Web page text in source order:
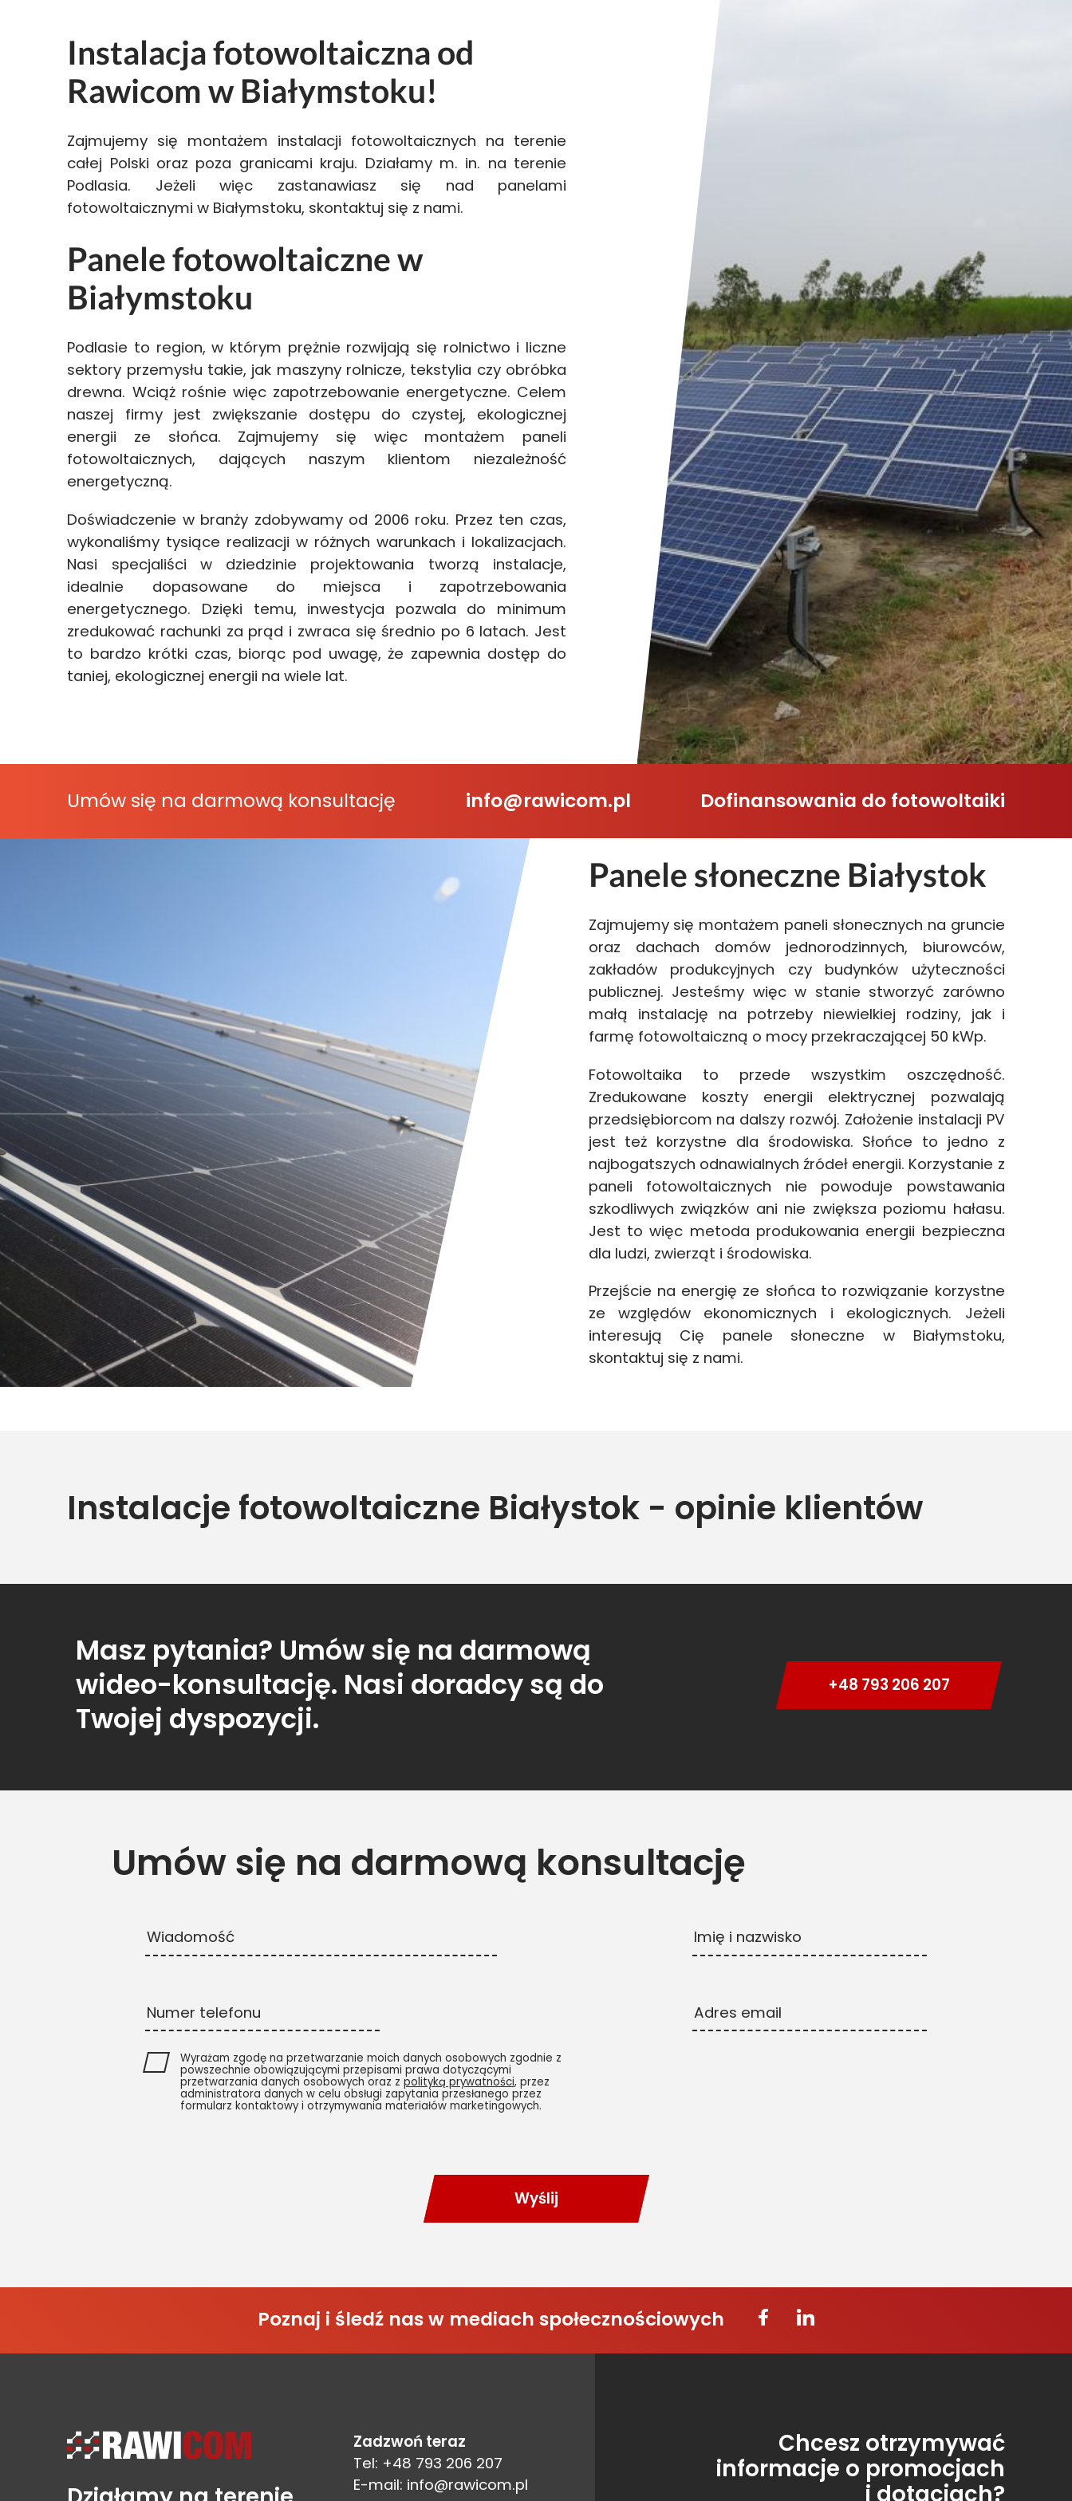
Instalacja fotowoltaiczna od
Rawicom w Białymstoku!
Zajmujemy się montażem instalacji fotowoltaicznych na terenie
całej Polski oraz poza granicami kraju. Działamy m. in. na terenie
Podlasia. Jeżeli więc zastanawiasz się nad panelami
fotowoltaicznymi w Białymstoku, skontaktuj się z nami.
Panele fotowoltaiczne w
Białymstoku
Podlasie to region, w którym prężnie rozwijają się rolnictwo i liczne
sektory przemysłu takie, jak maszyny rolnicze, tekstylia czy obróbka
drewna. Wciąż rośnie więc zapotrzebowanie energetyczne. Celem
naszej firmy jest zwiększanie dostępu do czystej, ekologicznej
energii ze słońca. Zajmujemy się więc montażem paneli
fotowoltaicznych, dających naszym klientom niezależność
energetyczną.
Doświadczenie w branży zdobywamy od 2006 roku. Przez ten czas,
wykonaliśmy tysiące realizacji w różnych warunkach i lokalizacjach.
Nasi specjaliści w dziedzinie projektowania tworzą instalacje,
idealnie dopasowane do miejsca i zapotrzebowania
energetycznego. Dzięki temu, inwestycja pozwala do minimum
zredukować rachunki za prąd i zwraca się średnio po 6 latach. Jest
to bardzo krótki czas, biorąc pod uwagę, że zapewnia dostęp do
taniej, ekologicznej energii na wiele lat.
Umów się na darmową konsultację info@rawicom.pl Dofinansowania do fotowoltaiki
Panele słoneczne Białystok
Zajmujemy się montażem paneli słonecznych na gruncie
oraz dachach domów jednorodzinnych, biurowców,
zakładów produkcyjnych czy budynków użyteczności
publicznej. Jesteśmy więc w stanie stworzyć zarówno
małą instalację na potrzeby niewielkiej rodziny, jak i
farmę fotowoltaiczną o mocy przekraczającej 50 kWp.
Fotowoltaika to przede wszystkim oszczędność.
Zredukowane koszty energii elektrycznej pozwalają
przedsiębiorcom na dalszy rozwój. Założenie instalacji PV
jest też korzystne dla środowiska. Słońce to jedno z
najbogatszych odnawialnych źródeł energii. Korzystanie z
paneli fotowoltaicznych nie powoduje powstawania
szkodliwych związków ani nie zwiększa poziomu hałasu.
Jest to więc metoda produkowania energii bezpieczna
dla ludzi, zwierząt i środowiska.
Przejście na energię ze słońca to rozwiązanie korzystne
ze względów ekonomicznych i ekologicznych. Jeżeli
interesują Cię panele słoneczne w Białymstoku,
skontaktuj się z nami.
Instalacje fotowoltaiczne Białystok - opinie klientów
Masz pytania? Umów się na darmową
wideo-konsultację. Nasi doradcy są do
Twojej dyspozycji.
+48 793 206 207
Umów się na darmową konsultację
Wiadomość Imię i nazwisko
Numer telefonu Adres email
Wyrażam zgodę na przetwarzanie moich danych osobowych zgodnie z
powszechnie obowiązującymi przepisami prawa dotyczącymi
przetwarzania danych osobowych oraz z polityką prywatności, przez
administratora danych w celu obsługi zapytania przesłanego przez
formularz kontaktowy i otrzymywania materiałów marketingowych.
Wyślij
Poznaj i śledź nas w mediach społecznościowych
Zadzwoń teraz
Tel: +48 793 206 207
E-mail: info@rawicom.pl
Chcesz otrzymywać
informacje o promocjach
i dotacjach?